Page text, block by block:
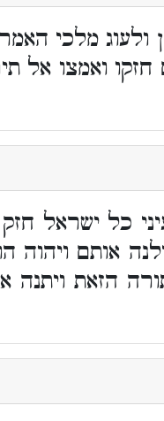
מלכי
ואמצו אל
כל
אותם ויהוה
הזאת ויתנה